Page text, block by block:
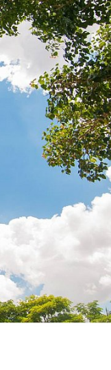
nach dem
welche
keine
und Label
der
und ihnen
unterstützen.
und THG-
Politik,
erstellt.